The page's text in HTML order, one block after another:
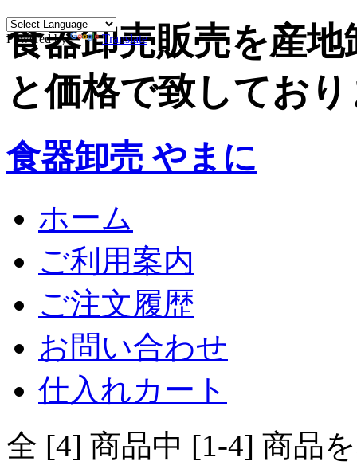
Powered by Translate
食器卸売販売を産
と価格で致してお
食器卸売 やまに
ホーム
ご利用案内
ご注文履歴
お問い合わせ
仕入れカート
全 [4] 商品中 [1-4] 商品